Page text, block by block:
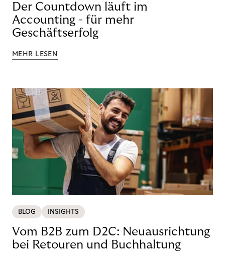
Der Countdown läuft im
Accounting - für mehr
Geschäftserfolg
MEHR LESEN
BLOG INSIGHTS
Vom B2B zum D2C: Neuausrichtung
bei Retouren und Buchhaltung